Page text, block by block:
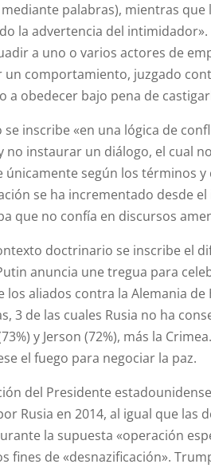
palabras), mientras
la advertencia del
a uno o varios actores de
un comportamiento, juzgado
a obedecer bajo pena de
se inscribe «en una lógica de
no instaurar un diálogo, el cual
únicamente según los términos
se ha incrementado desde
que no confía en discursos
doctrinario se inscribe el
anuncia une tregua para
los aliados contra la Alemania
3 de las cuales Rusia no ha
y Jerson (72%), más la
el fuego para negociar la paz.
del Presidente
Rusia en 2014, al igual que
la supuesta «operación
fines de «desnazificación».